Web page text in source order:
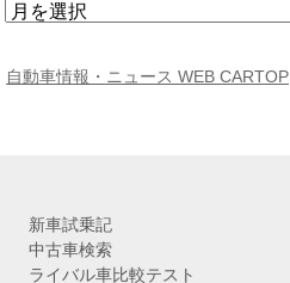
ア
カ
自動車情報・ニュース WEB CARTOP
新車試乗記
中古車検索
ライバル車比較テスト